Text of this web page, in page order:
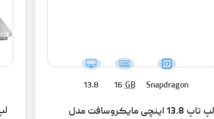
Snapdragon
16GB
13.8
لپ تاپ 13.8 اینچی مایکروسافت مدل